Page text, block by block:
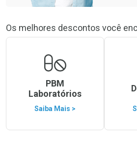
Os melhores descontos você
PBM
Laboratórios
Saiba Mais >